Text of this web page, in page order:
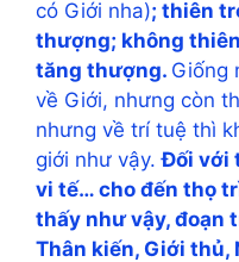
có Giới nha); thiên
thượng; không
tăng thượng. Giống
về Giới, nhưng còn
nhưng về trí tuệ thì
giới như vậy.Đối với
vi tế… cho đến thọ
thấy như vậy, đoạn
Thân kiến, Giới thủ,